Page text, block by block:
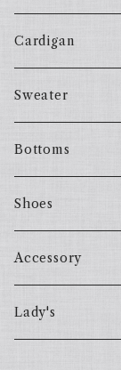
Cardigan
Sweater
Bottoms
Shoes
Accessory
Lady's